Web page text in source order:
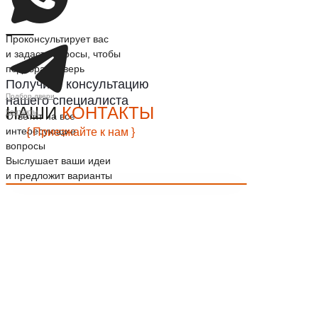
Проконсультирует вас
и задаст вопросы, чтобы
подобрать дверь
Получите консультацию
нашего специалиста
Ответит на все
интересующие
вопросы
Выслушает ваши идеи
и предложит варианты
НАШИКОНТАКТЫ
{ Приезжайте к нам }
Подбор двери
Контакты